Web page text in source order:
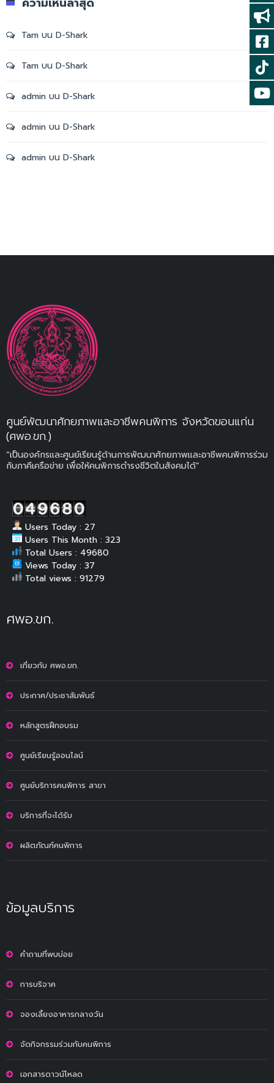
Tam บน D-Shark
Tam บน D-Shark
admin บน D-Shark
admin บน D-Shark
admin บน D-Shark
ศูนย์พัฒนาศักยภาพและอาชีพคนพิการ จังหวัดขอนแก่น
(ศพอ.ขก.)
“เป็นองค์กรและศูนย์เรียนรู้ด้านการพัฒนาศักยภาพและอาชีพคนพิการร่วม
กับภาคีเครือข่าย เพื่อให้คนพิการดำรงชีวิตในสังคมได้”
Users Today : 27
Users This Month : 323
Total Users : 49680
Views Today : 37
Total views : 91279
ศพอ.ขก.
เกี่ยวกับ ศพอ.ขก.
ประกาศ/ประชาสัมพันธ์
หลักสูตรฝึกอบรม
ศูนย์เรียนรู้ออนไลน์
ศูนย์บริการคนพิการ สาขา
บริการที่จะได้รับ
ผลิตภัณฑ์คนพิการ
ข้อมูลบริการ
คำถามที่พบบ่อย
การบริจาค
จองเลี้ยงอาหารกลางวัน
จัดกิจกรรมร่วมกับคนพิการ
เอกสารดาวน์โหลด